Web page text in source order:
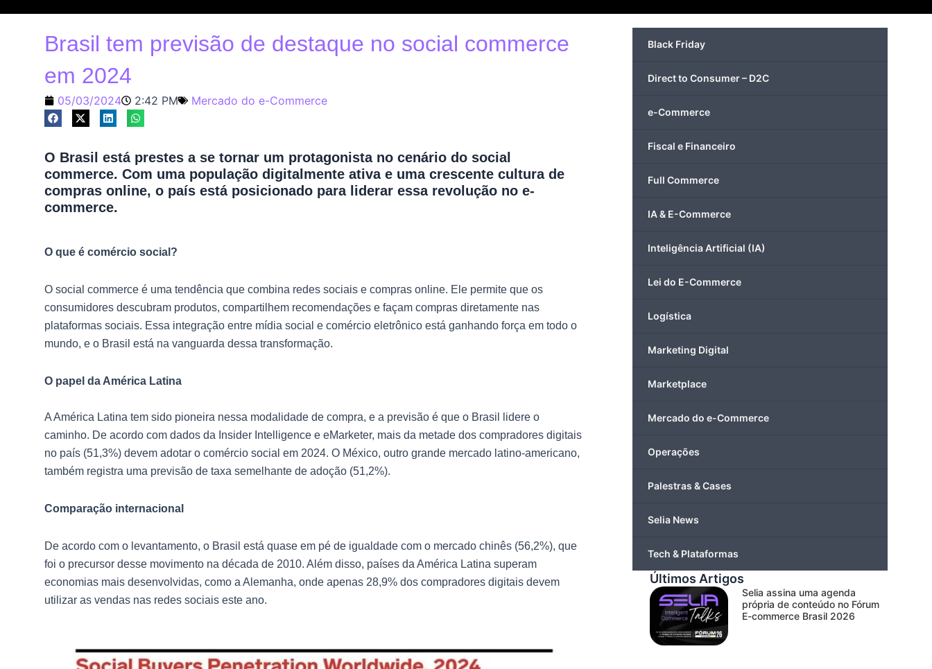
Brasil tem previsão de destaque no social commerce
em 2024
05/03/2024 2:42 PM Mercado do e-Commerce
O Brasil está prestes a se tornar um protagonista no cenário do social
commerce. Com uma população digitalmente ativa e uma crescente cultura de
compras online, o país está posicionado para liderar essa revolução no e-
commerce.
O que é comércio social?
O social commerce é uma tendência que combina redes sociais e compras online. Ele permite que os
consumidores descubram produtos, compartilhem recomendações e façam compras diretamente nas
plataformas sociais. Essa integração entre mídia social e comércio eletrônico está ganhando força em todo o
mundo, e o Brasil está na vanguarda dessa transformação.
O papel da América Latina
A América Latina tem sido pioneira nessa modalidade de compra, e a previsão é que o Brasil lidere o
caminho. De acordo com dados da Insider Intelligence e eMarketer, mais da metade dos compradores digitais
no país (51,3%) devem adotar o comércio social em 2024. O México, outro grande mercado latino-americano,
também registra uma previsão de taxa semelhante de adoção (51,2%).
Comparação internacional
De acordo com o levantamento, o Brasil está quase em pé de igualdade com o mercado chinês (56,2%), que
foi o precursor desse movimento na década de 2010. Além disso, países da América Latina superam
economias mais desenvolvidas, como a Alemanha, onde apenas 28,9% dos compradores digitais devem
utilizar as vendas nas redes sociais este ano.
Black Friday
Direct to Consumer – D2C
e-Commerce
Fiscal e Financeiro
Full Commerce
IA & E-Commerce
Inteligência Artificial (IA)
Lei do E-Commerce
Logística
Marketing Digital
Marketplace
Mercado do e-Commerce
Operações
Palestras & Cases
Selia News
Tech & Plataformas
Últimos Artigos
Selia assina uma agenda
própria de conteúdo no Fórum
E-commerce Brasil 2026